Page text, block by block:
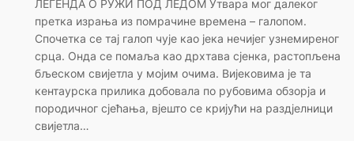
ЛЕГЕНДА О РУЖИ ПОД ЛЕДОМ Утвара мог далеког
претка израња из помрачине времена – галопом.
Спочетка се тај галоп чује као јека нечијег узнемиреног
срца. Онда се помаља као дрхтава сjенка, растопљена
бљеском свијетла у мојим очима. Вијековима је та
кентаурска прилика добовала по рубовима обзорја и
породичног сјећања, вјешто се кријући на раздјелници
свијетла…